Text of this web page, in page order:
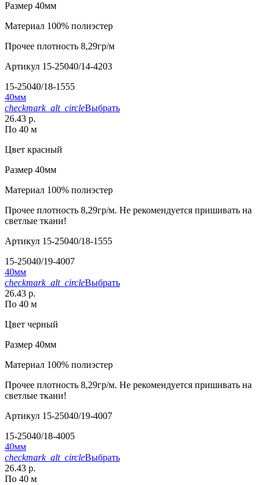
Размер 40мм
Материал 100% полиэстер
Прочее плотность 8,29гр/м
Артикул 15-25040/14-4203
15-25040/18-1555
40мм
checkmark_alt_circleВыбрать
26.43 р.
По 40 м
Цвет красный
Размер 40мм
Материал 100% полиэстер
Прочее плотность 8,29гр/м. Не рекомендуется пришивать на
светлые ткани!
Артикул 15-25040/18-1555
15-25040/19-4007
40мм
checkmark_alt_circleВыбрать
26.43 р.
По 40 м
Цвет черный
Размер 40мм
Материал 100% полиэстер
Прочее плотность 8,29гр/м. Не рекомендуется пришивать на
светлые ткани!
Артикул 15-25040/19-4007
15-25040/18-4005
40мм
checkmark_alt_circleВыбрать
26.43 р.
По 40 м